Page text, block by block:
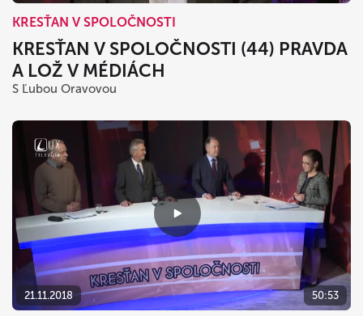
KRESŤAN V SPOLOČNOSTI
KRESŤAN V SPOLOČNOSTI (44) PRAVDA
A LOŽ V MÉDIÁCH
S Ľubou Oravovou
21.11.2018 50:53